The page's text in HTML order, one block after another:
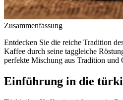
Zusammenfassung
Entdecken Sie die reiche Tradition
Kaffee durch seine taggleiche
perfekte Mischung aus Tradition und
Einführung in die